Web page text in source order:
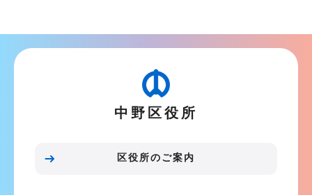
ナ
ビ
中野区役所
区役所のご案内